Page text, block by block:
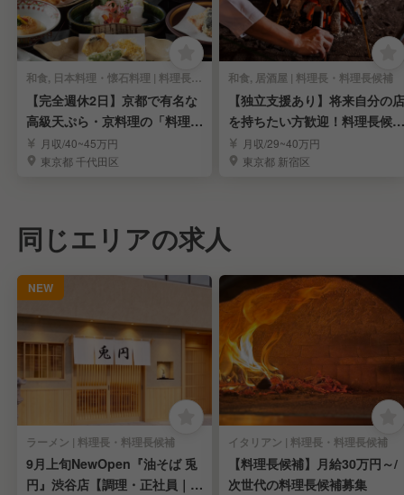
和食, 日本料理・懐石料理 | 料理長・料理長候補
【完全週休2日】京都で有名な
高級天ぷら・京料理の「料理長
候補」募集！
月収/40~45万円
東京都 千代田区
和食, 居酒屋 | 料理長・料理長候補
【独立支援あり】将来自分の店
を持ちたい方歓迎！料理長候補
募集月収/29~40万円
東京都 新宿区
同じエリアの求人
NEW
ラーメン | 料理長・料理長候補
9月上旬NewOpen『油そば 兎
円』渋谷店【調理・正社員｜店
イタリアン | 料理長・料理長候補
【料理長候補】月給30万円～/
次世代の料理長候補募集